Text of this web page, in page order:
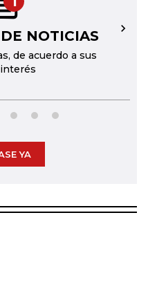
NOTICIAS
de acuerdo a sus
→
YA